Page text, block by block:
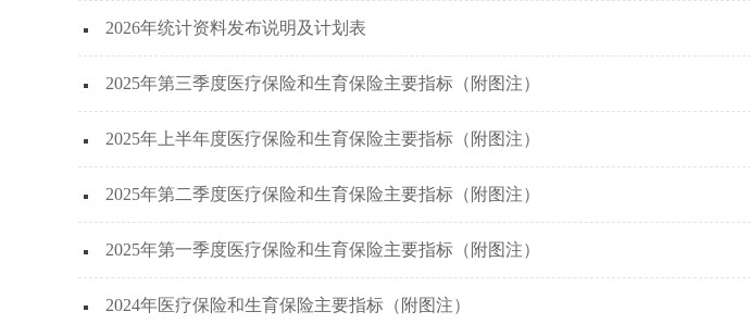
2026年统计资料发布说明及计划表
2025年第三季度医疗保险和生育保险主要指标（附图注）
2025年上半年度医疗保险和生育保险主要指标（附图注）
2025年第二季度医疗保险和生育保险主要指标（附图注）
2025年第一季度医疗保险和生育保险主要指标（附图注）
2024年医疗保险和生育保险主要指标（附图注）